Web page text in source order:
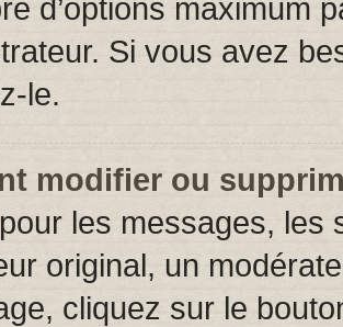
d’options maximum
Si vous avez
le.
modifier ou
les messages, les
original, un
cliquez sur le